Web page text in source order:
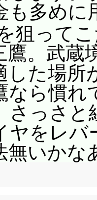
も多めに
狙って
鷹。武蔵
した場所
なら慣
さっさ
ヤをレ
無いかな